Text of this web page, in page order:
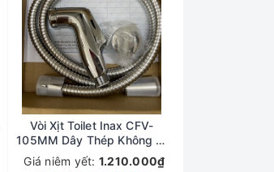
Vòi Xịt Toilet Inax CFV-
105MM Dây Thép Không Gỉ
SUS304
Giá niêm yết: 1.210.000₫